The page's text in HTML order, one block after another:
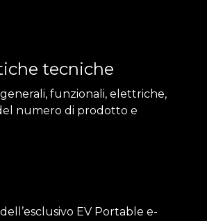
tecniche
funzionali, elettriche,
numero di prodotto e
EV Portable e-